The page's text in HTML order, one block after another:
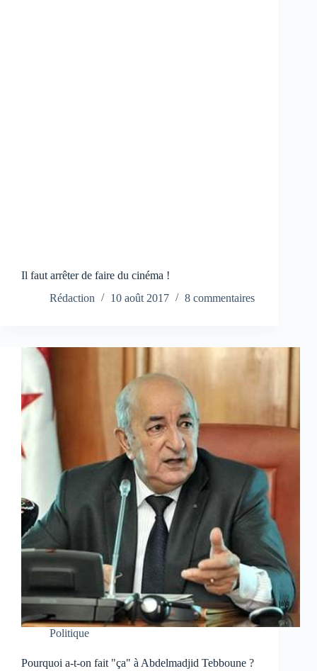
Il faut arrêter de faire du cinéma !
Rédaction
10 août 2017 8 commentaires
Politique
Pourquoi a-t-on fait "ça" à Abdelmadjid Tebboune ?